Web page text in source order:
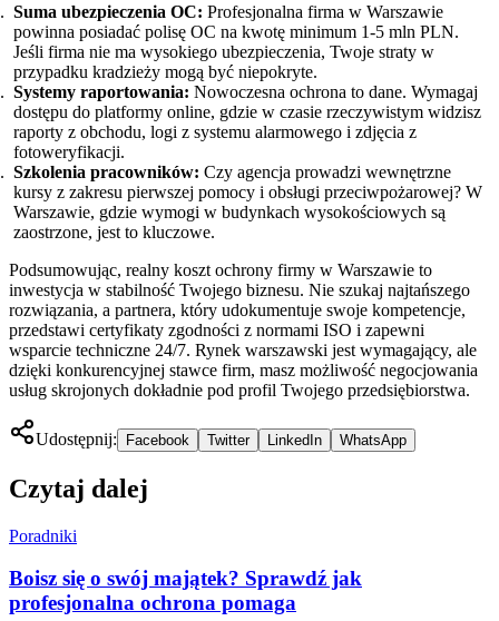
Suma ubezpieczenia OC: Profesjonalna firma w Warszawie
powinna posiadać polisę OC na kwotę minimum 1-5 mln PLN.
Jeśli firma nie ma wysokiego ubezpieczenia, Twoje straty w
przypadku kradzieży mogą być niepokryte.
Systemy raportowania: Nowoczesna ochrona to dane. Wymagaj
dostępu do platformy online, gdzie w czasie rzeczywistym widzisz
raporty z obchodu, logi z systemu alarmowego i zdjęcia z
fotoweryfikacji.
Szkolenia pracowników: Czy agencja prowadzi wewnętrzne
kursy z zakresu pierwszej pomocy i obsługi przeciwpożarowej? W
Warszawie, gdzie wymogi w budynkach wysokościowych są
zaostrzone, jest to kluczowe.
Podsumowując, realny koszt ochrony firmy w Warszawie to
inwestycja w stabilność Twojego biznesu. Nie szukaj najtańszego
rozwiązania, a partnera, który udokumentuje swoje kompetencje,
przedstawi certyfikaty zgodności z normami ISO i zapewni
wsparcie techniczne 24/7. Rynek warszawski jest wymagający, ale
dzięki konkurencyjnej stawce firm, masz możliwość negocjowania
usług skrojonych dokładnie pod profil Twojego przedsiębiorstwa.
Udostępnij: Facebook Twitter LinkedIn WhatsApp
Czytaj dalej
Poradniki
Boisz się o swój majątek? Sprawdź jak
profesjonalna ochrona pomaga